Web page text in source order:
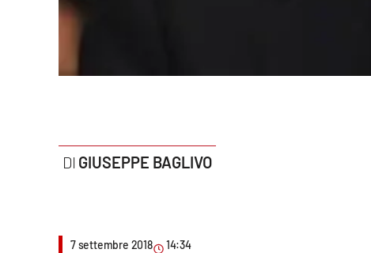
Parchi Marini Calabria
Imprese Di Calabria
GIUSEPPE BAGLIVO
7 settembre 2018 14:34